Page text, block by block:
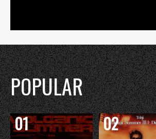
POPULAR